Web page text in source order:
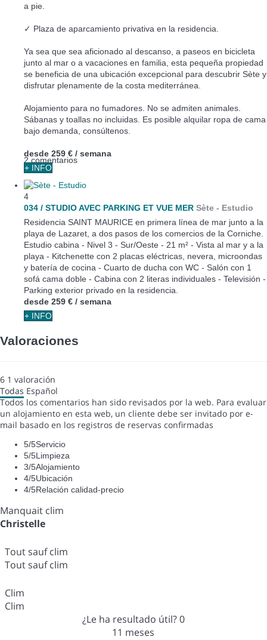
a pie.
✓ Plaza de aparcamiento privativa en la residencia.
Ya sea que sea aficionado al descanso, a paseos en bicicleta
junto al mar o a vacaciones en familia, esta pequeña propiedad
se beneficia de una ubicación excepcional para descubrir Sète y
disfrutar plenamente de la costa mediterránea.
Alojamiento para no fumadores. No se admiten animales.
Sábanas y toallas no incluidas. Es posible alquilar ropa de cama
bajo demanda, consúltenos.
2 comentarios
desde 259 € / semana
+ INFO
4
034 / STUDIO AVEC PARKING ET VUE MER Sète - Estudio
Residencia SAINT MAURICE en primera línea de mar junto a la
playa de Lazaret, a dos pasos de los comercios de la Corniche.
Estudio cabina - Nivel 3 - Sur/Oeste - 21 m² - Vista al mar y a la
playa - Kitchenette con 2 placas eléctricas, nevera, microondas
y batería de cocina - Cuarto de ducha con WC - Salón con 1
sofá cama doble - Cabina con 2 literas individuales - Televisión -
Parking exterior privado en la residencia.
desde 259 € / semana
+ INFO
Valoraciones
6 1 valoración
Todas Español
Todos los comentarios han sido revisados por la web. Para evaluar
un alojamiento en esta web, un cliente debe ser invitado por e-
mail basado en los registros de reservas confirmadas
5/5Servicio
5/5Limpieza
3/5Alojamiento
4/5Ubicación
4/5Relación calidad-precio
Manquait clim
Christelle
Tout sauf clim
Tout sauf clim
Clim
Clim
¿Le ha resultado útil?0
11 meses